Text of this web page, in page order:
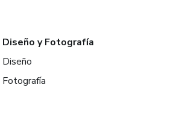
Diseño y Fotografía
Diseño
Fotografía